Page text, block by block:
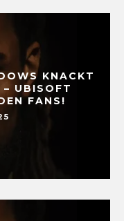
KNACKT
– UBISOFT
FANS!